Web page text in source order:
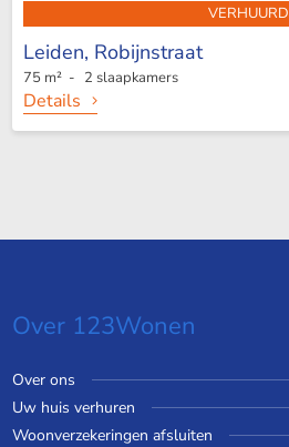
VERHUURD
Leiden, Robijnstraat
75 m² - 2 slaapkamers
Details
Over 123Wonen
Over ons
Uw huis verhuren
Woonverzekeringen afsluiten